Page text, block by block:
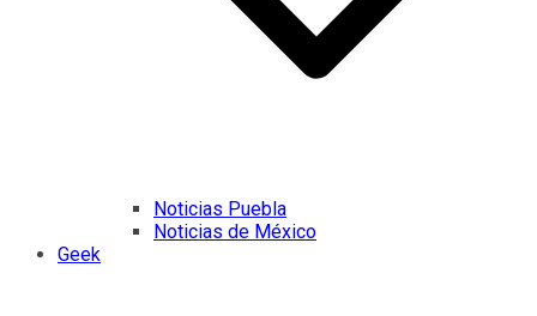
Noticias Puebla
Noticias de México
Geek